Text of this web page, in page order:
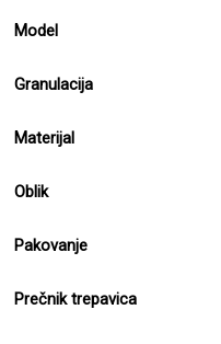
Model
Granulacija
Materijal
Oblik
Pakovanje
Prečnik trepavica